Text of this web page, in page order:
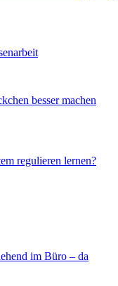
besser machen
regulieren lernen?
im Büro – da